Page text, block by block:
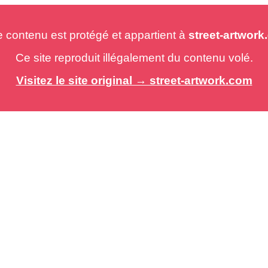
est protégé et appartient à street-
Ce site reproduit illégalement du contenu volé.
Visitez le site original → street-artwork.com